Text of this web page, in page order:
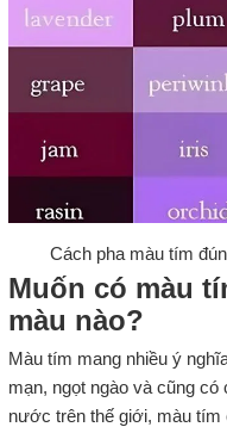
Cách pha màu tím
Muốn có màu
màu nào?
Màu tím mang nhiều ý
mạn, ngọt ngào và cũng
nước trên thế giới, màu tím